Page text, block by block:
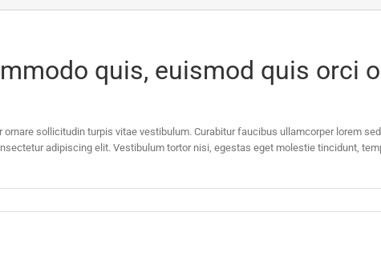
quis, euismod quis orci
sollicitudin turpis vitae vestibulum. Curabitur faucibus ullamcorper lorem
adipiscing elit. Vestibulum tortor nisi, egestas eget molestie tincidunt,